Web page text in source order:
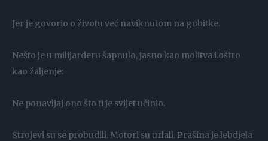
Jer je govorio o životu već naviknutom na gubitke.
Nešto je u milijarderu šapnulo, jasno kao molitva i oštro
kao žaljenje:
Ne ponavljaj ono što ti je svijet učinio.
Strojevi su se probudili. Motori su urlali. Prašina je lebdjela